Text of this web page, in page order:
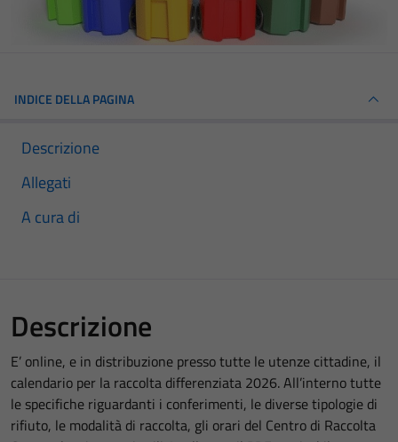
INDICE DELLA PAGINA
Descrizione
Allegati
A cura di
Descrizione
E’ online, e in distribuzione presso tutte le utenze cittadine, il
calendario per la raccolta differenziata 2026. All’interno tutte
le specifiche riguardanti i conferimenti, le diverse tipologie di
rifiuto, le modalità di raccolta, gli orari del Centro di Raccolta